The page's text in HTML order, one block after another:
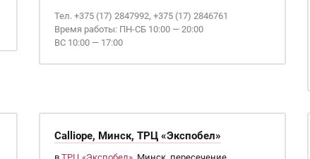
Тел. +375 (17) 2847992, +375 (17) 2846761
Время работы: ПН-СБ 10:00 — 20:00
ВС 10:00 — 17:00
Calliope, Минск, ТРЦ «Экспобел»